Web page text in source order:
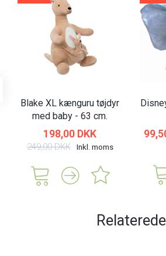
Blake XL kænguru tøjdyr
med baby - 63 cm.
198,00 DKK
249,00 DKK Inkl. moms
Relaterede